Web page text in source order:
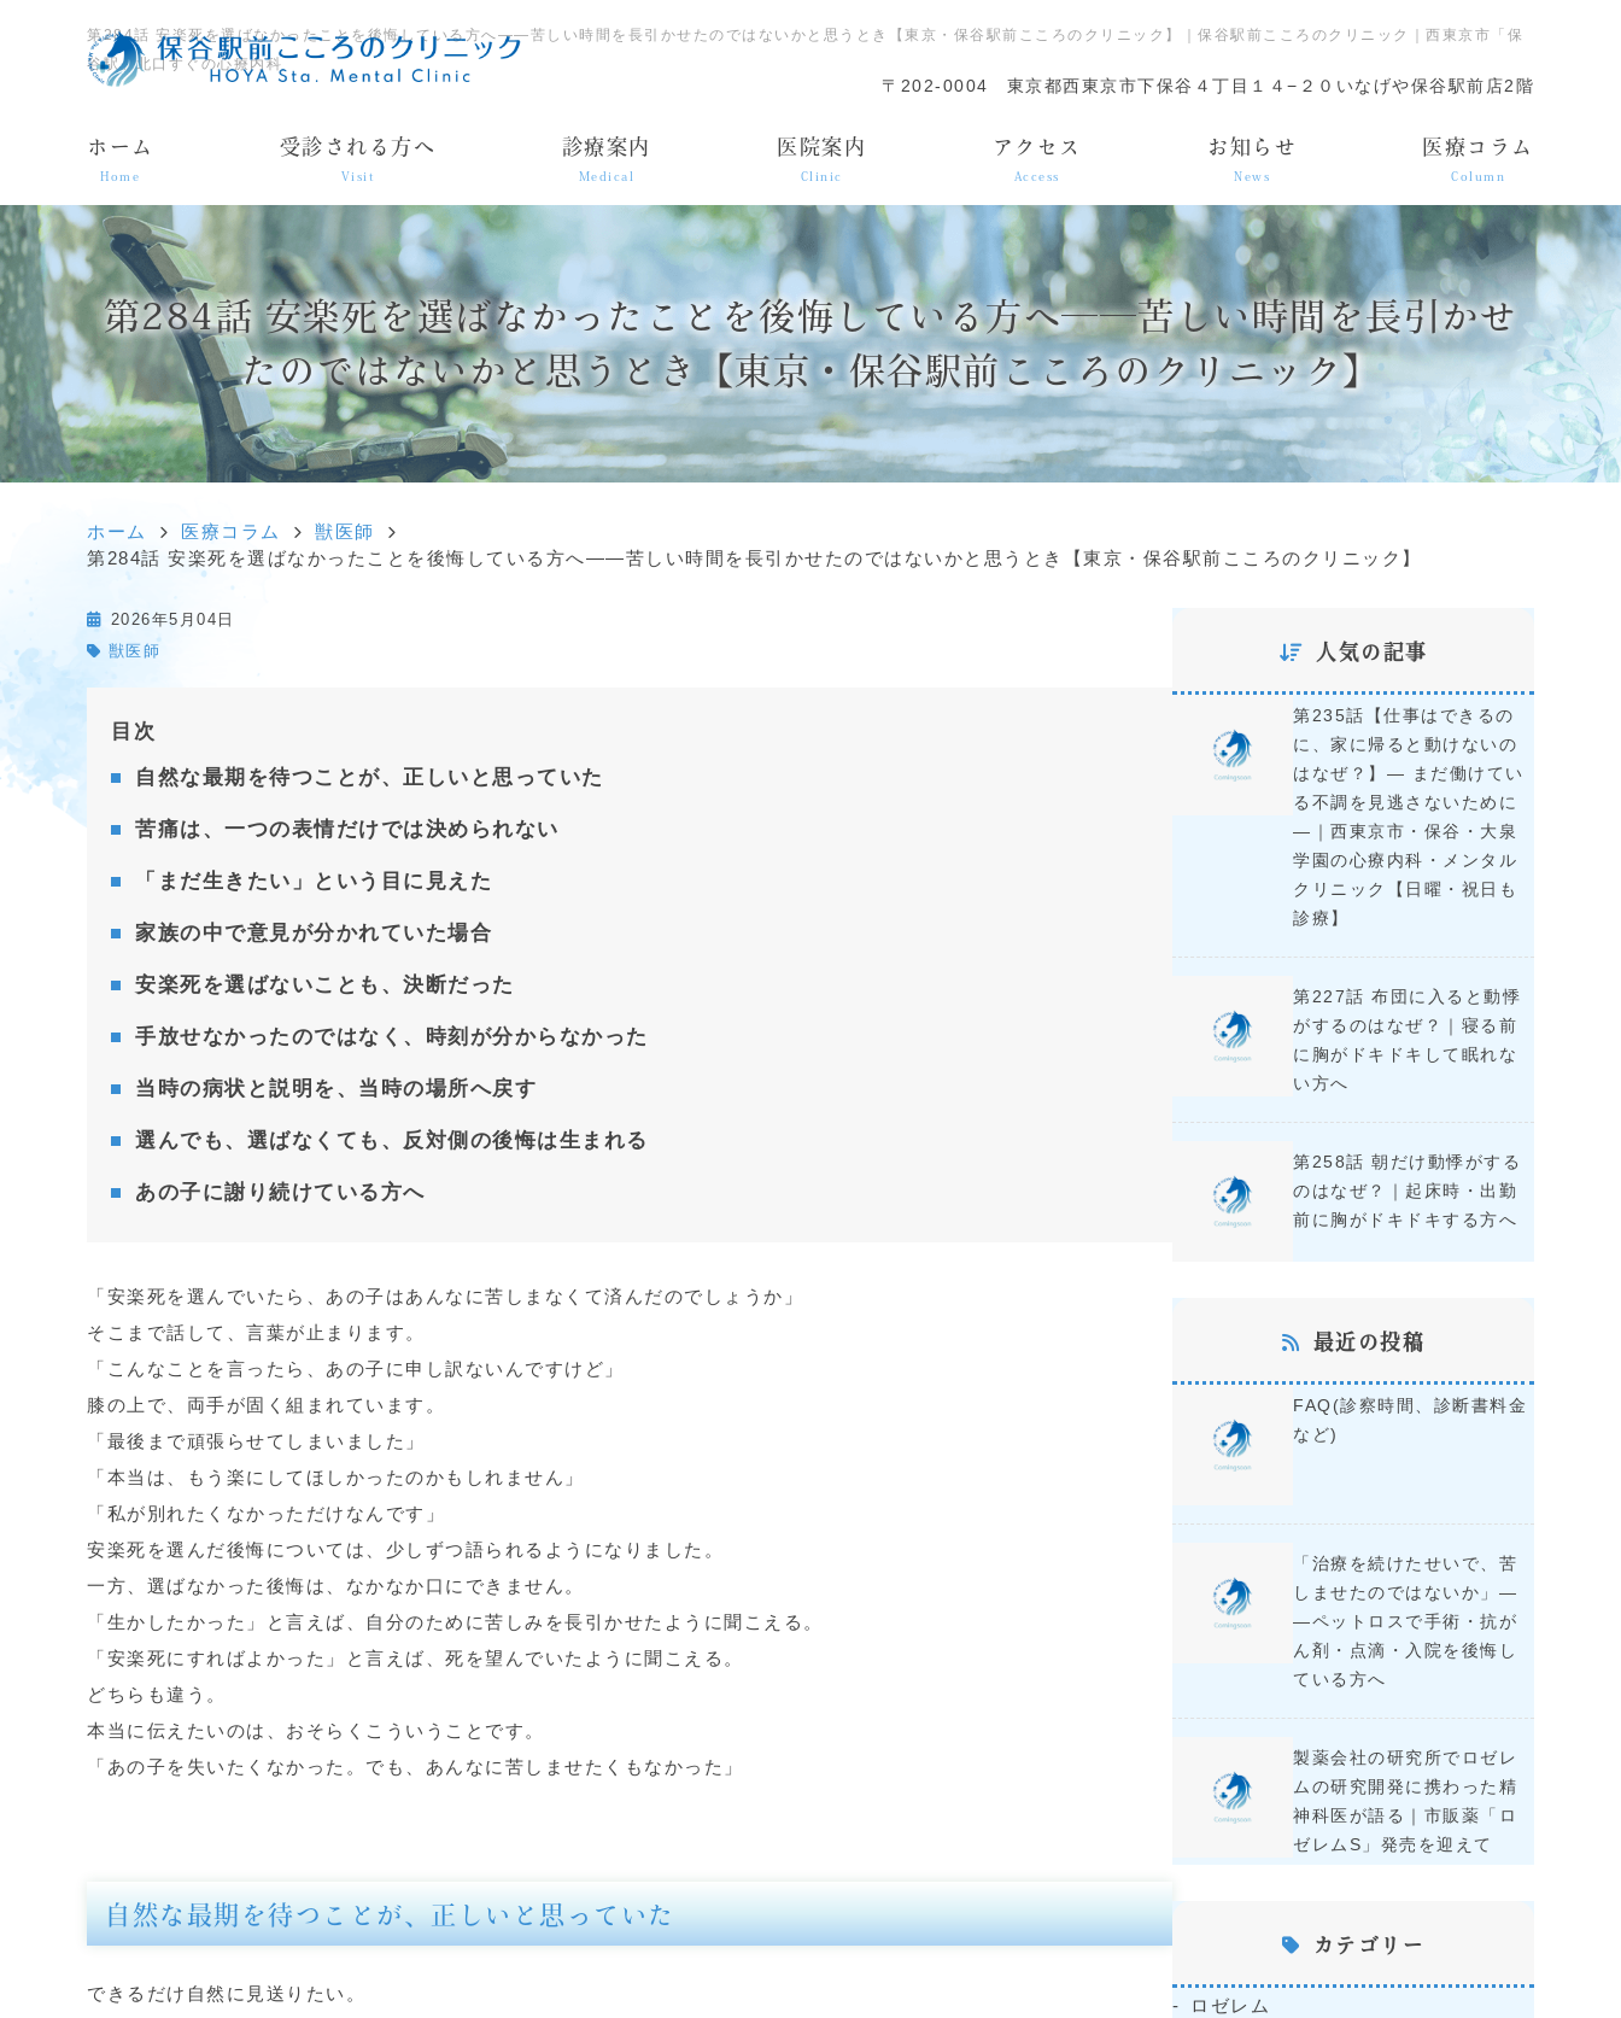
第284話 安楽死を選ばなかったことを後悔している方へ――苦しい時間を長引かせたのではないかと思うとき【東京・保谷駅前こころのクリニック】｜保谷駅前こころのクリニック｜西東京市「保
谷駅」北口すぐの心療内科
〒202-0004 東京都西東京市下保谷４丁目１４−２０いなげや保谷駅前店2階
ホーム
Home
受診される方へ
Visit
診療案内
Medical
医院案内
Clinic
アクセス
Access
お知らせ
News
医療コラム
Column
第284話 安楽死を選ばなかったことを後悔している方へ――苦しい時間を長引かせ
たのではないかと思うとき【東京・保谷駅前こころのクリニック】
ホーム 医療コラム
獣医師
第284話 安楽死を選ばなかったことを後悔している方へ――苦しい時間を長引かせたのではないかと思うとき【東京・保谷駅前こころのクリニック】
2026年5月04日
獣医師
目次
自然な最期を待つことが、正しいと思っていた
苦痛は、一つの表情だけでは決められない
「まだ生きたい」という目に見えた
家族の中で意見が分かれていた場合
安楽死を選ばないことも、決断だった
手放せなかったのではなく、時刻が分からなかった
当時の病状と説明を、当時の場所へ戻す
選んでも、選ばなくても、反対側の後悔は生まれる
あの子に謝り続けている方へ
「安楽死を選んでいたら、あの子はあんなに苦しまなくて済んだのでしょうか」
そこまで話して、言葉が止まります。
「こんなことを言ったら、あの子に申し訳ないんですけど」
膝の上で、両手が固く組まれています。
「最後まで頑張らせてしまいました」
「本当は、もう楽にしてほしかったのかもしれません」
「私が別れたくなかっただけなんです」
安楽死を選んだ後悔については、少しずつ語られるようになりました。
一方、選ばなかった後悔は、なかなか口にできません。
「生かしたかった」と言えば、自分のために苦しみを長引かせたように聞こえる。
「安楽死にすればよかった」と言えば、死を望んでいたように聞こえる。
どちらも違う。
本当に伝えたいのは、おそらくこういうことです。
「あの子を失いたくなかった。でも、あんなに苦しませたくもなかった」
自然な最期を待つことが、正しいと思っていた
できるだけ自然に見送りたい。
人気の記事
第235話【仕事はできるの
に、家に帰ると動けないの
はなぜ？】― まだ働けてい
る不調を見逃さないために
―｜西東京市・保谷・大泉
学園の心療内科・メンタル
クリニック【日曜・祝日も
診療】
第227話 布団に入ると動悸
がするのはなぜ？｜寝る前
に胸がドキドキして眠れな
い方へ
第258話 朝だけ動悸がする
のはなぜ？｜起床時・出勤
前に胸がドキドキする方へ
最近の投稿
FAQ(診察時間、診断書料金
など)
「治療を続けたせいで、苦
しませたのではないか」―
―ペットロスで手術・抗が
ん剤・点滴・入院を後悔し
ている方へ
製薬会社の研究所でロゼレ
ムの研究開発に携わった精
神科医が語る｜市販薬「ロ
ゼレムS」発売を迎えて
カテゴリー
ロゼレム